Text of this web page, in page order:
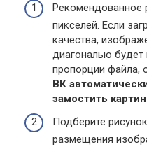
Рекомендованное
пикселей. Если
качества,
диагональю будет
пропорции файла,
ВК
замостить
Подберите
размещения